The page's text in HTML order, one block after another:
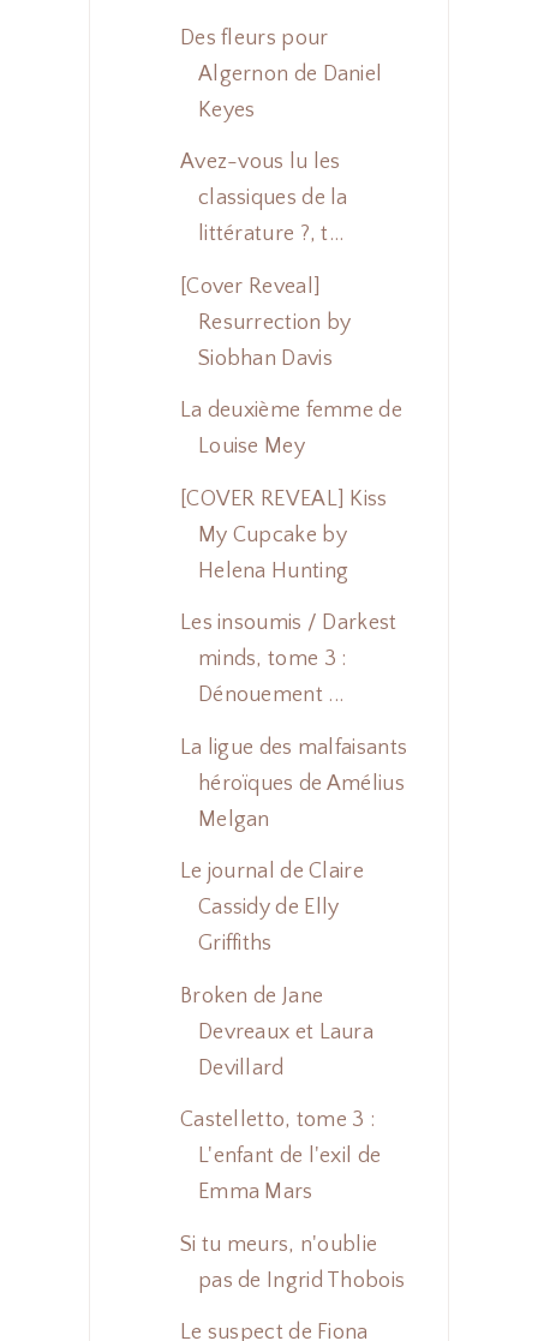
Des fleurs pour
Algernon de Daniel
Keyes
Avez-vous lu les
classiques de la
littérature ?, t...
[Cover Reveal]
Resurrection by
Siobhan Davis
La deuxième femme de
Louise Mey
[COVER REVEAL] Kiss
My Cupcake by
Helena Hunting
Les insoumis / Darkest
minds, tome 3 :
Dénouement ...
La ligue des malfaisants
héroïques de Amélius
Melgan
Le journal de Claire
Cassidy de Elly
Griffiths
Broken de Jane
Devreaux et Laura
Devillard
Castelletto, tome 3 :
L'enfant de l'exil de
Emma Mars
Si tu meurs, n'oublie
pas de Ingrid Thobois
Le suspect de Fiona